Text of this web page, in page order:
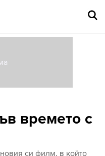
и
времето с
си филм, в който